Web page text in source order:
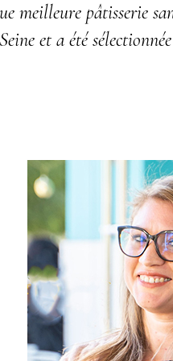
meilleure pâtisserie
et a été